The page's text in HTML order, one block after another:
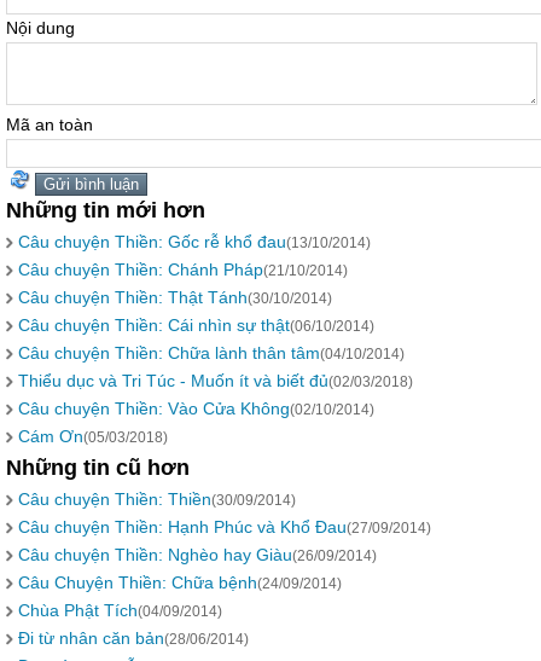
Nội dung
Mã an toàn
Những tin mới hơn
Câu chuyện Thiền: Gốc rễ khổ đau(13/10/2014)
Câu chuyện Thiền: Chánh Pháp(21/10/2014)
Câu chuyện Thiền: Thật Tánh(30/10/2014)
Câu chuyện Thiền: Cái nhìn sự thật(06/10/2014)
Câu chuyện Thiền: Chữa lành thân tâm(04/10/2014)
Thiểu dục và Tri Túc - Muốn ít và biết đủ(02/03/2018)
Câu chuyện Thiền: Vào Cửa Không(02/10/2014)
Cám Ơn(05/03/2018)
Những tin cũ hơn
Câu chuyện Thiền: Thiền(30/09/2014)
Câu chuyện Thiền: Hạnh Phúc và Khổ Đau(27/09/2014)
Câu chuyện Thiền: Nghèo hay Giàu(26/09/2014)
Câu Chuyện Thiền: Chữa bệnh(24/09/2014)
Chùa Phật Tích(04/09/2014)
Đi từ nhân căn bản(28/06/2014)